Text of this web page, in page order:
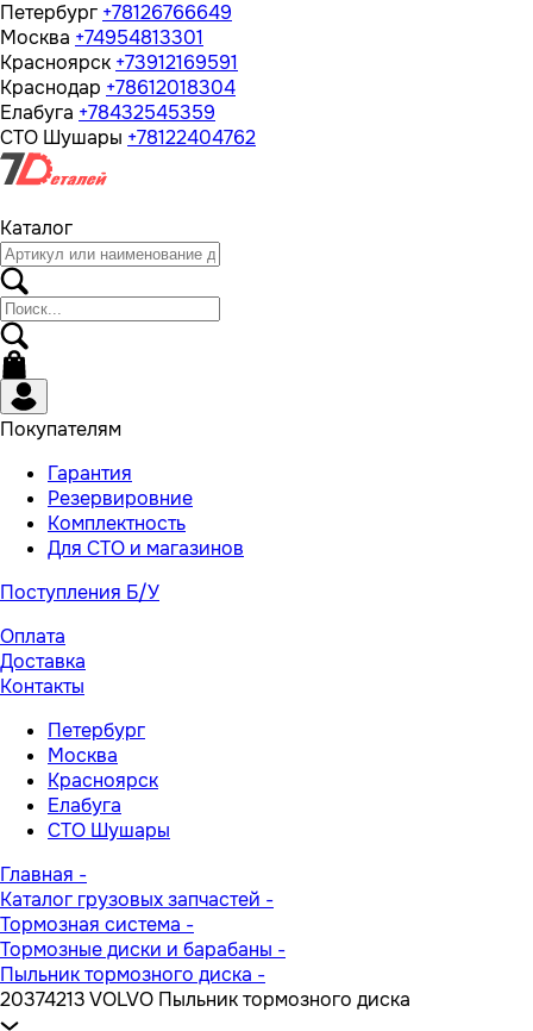
Петербург +78126766649
Москва +74954813301
Красноярск +73912169591
Краснодар +78612018304
Елабуга +78432545359
СТО Шушары +78122404762
Каталог
Покупателям
Гарантия
Резервировние
Комплектность
Для СТО и магазинов
Поступления Б/У
Оплата
Доставка
Контакты
Петербург
Москва
Красноярск
Елабуга
СТО Шушары
Главная -
Каталог грузовых запчастей -
Тормозная система -
Тормозные диски и барабаны -
Пыльник тормозного диска -
20374213 VOLVO Пыльник тормозного диска